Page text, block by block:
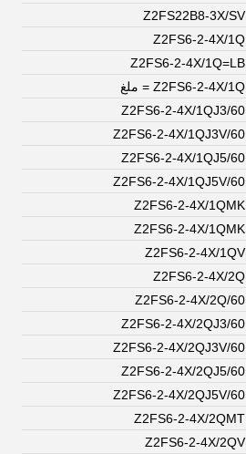
Z2FS22B8-3X/SV
Z2FS6-2-4X/1Q
Z2FS6-2-4X/1Q=LB
Z2FS6-2-4X/1Q = ملغ
Z2FS6-2-4X/1QJ3/60
Z2FS6-2-4X/1QJ3V/60
Z2FS6-2-4X/1QJ5/60
Z2FS6-2-4X/1QJ5V/60
Z2FS6-2-4X/1QMK
Z2FS6-2-4X/1QMK
Z2FS6-2-4X/1QV
Z2FS6-2-4X/2Q
Z2FS6-2-4X/2Q/60
Z2FS6-2-4X/2QJ3/60
Z2FS6-2-4X/2QJ3V/60
Z2FS6-2-4X/2QJ5/60
Z2FS6-2-4X/2QJ5V/60
Z2FS6-2-4X/2QMT
Z2FS6-2-4X/2QV